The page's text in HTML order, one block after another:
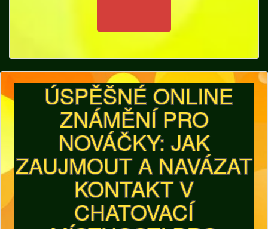
ÚSPĚŠNÉ ONLINE
ZNÁMĚNÍ PRO
NOVÁČKY: JAK
ZAUJMOUT A NAVÁZAT
KONTAKT V
CHATOVACÍ